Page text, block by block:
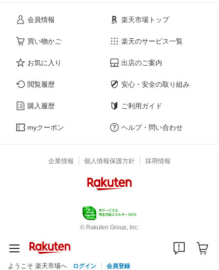
会員情報
買い物かご
お気に入り
閲覧履歴
購入履歴
myクーポン
楽天市場トップ
楽天のサービス一覧
出店のご案内
安心・安全の取り組み
ご利用ガイド
ヘルプ・問い合わせ
企業情報 個人情報保護方針 採用情報
© Rakuten Group, Inc.
ようこそ 楽天市場へ ログイン 会員登録